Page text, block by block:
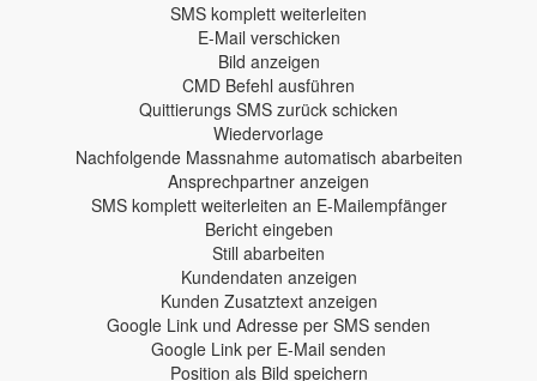
SMS komplett weiterleiten
E-Mail verschicken
Bild anzeigen
CMD Befehl ausführen
Quittierungs SMS zurück schicken
Wiedervorlage
Nachfolgende Massnahme automatisch abarbeiten
Ansprechpartner anzeigen
SMS komplett weiterleiten an E-Mailempfänger
Bericht eingeben
Still abarbeiten
Kundendaten anzeigen
Kunden Zusatztext anzeigen
Google Link und Adresse per SMS senden
Google Link per E-Mail senden
Position als Bild speichern